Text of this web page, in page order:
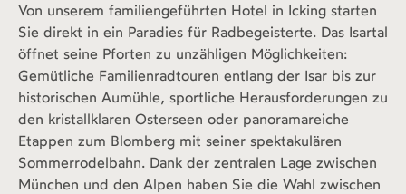
Von unserem familiengeführten Hotel in Icking starten
Sie direkt in ein Paradies für Radbegeisterte. Das Isartal
öffnet seine Pforten zu unzähligen Möglichkeiten:
Gemütliche Familienradtouren entlang der Isar bis zur
historischen Aumühle, sportliche Herausforderungen zu
den kristallklaren Osterseen oder panoramareiche
Etappen zum Blomberg mit seiner spektakulären
Sommerrodelbahn. Dank der zentralen Lage zwischen
München und den Alpen haben Sie die Wahl zwischen